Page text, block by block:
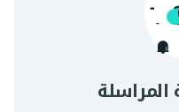
المراسلة